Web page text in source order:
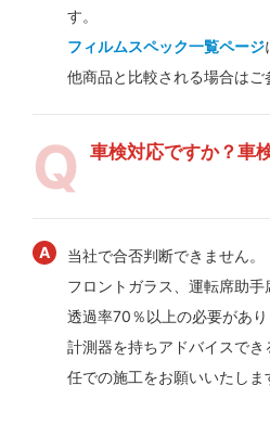
す。
フィルムスペック一覧ページ
他商品と比較される場合はご
車検対応ですか？車
当社で合否判断できません。
フロントガラス、運転席助
透過率70％以上の必要があり
計測器を持ちアドバイスで
任での施工をお願いいたしま